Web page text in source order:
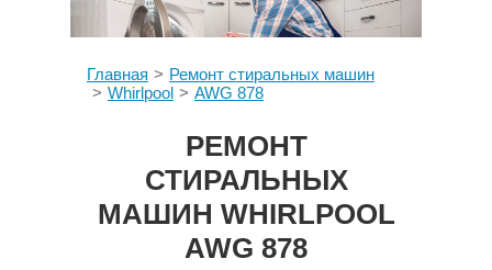
Главная
Ремонт стиральных машин
Whirlpool
AWG 878
РЕМОНТ
СТИРАЛЬНЫХ
МАШИН WHIRLPOOL
AWG 878